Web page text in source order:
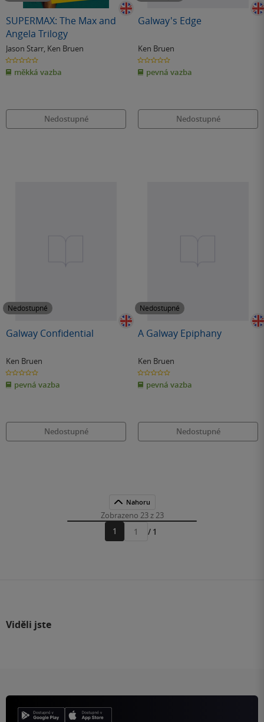
SUPERMAX: The Max and
Angela Trilogy
Jason Starr, Ken Bruen
0.0
z
5
hvězdiček
měkká vazba
Nedostupné
Galway's Edge
Ken Bruen
0.0
z
5
hvězdiček
pevná vazba
Nedostupné
Nedostupné
Galway Confidential
Ken Bruen
0.0
z
5
hvězdiček
pevná vazba
Nedostupné
Nedostupné
A Galway Epiphany
Ken Bruen
0.0
z
5
hvězdiček
pevná vazba
Nedostupné
Nahoru
Zobrazeno 23 z 23
1
Přejít
/ 1
Viděli jste